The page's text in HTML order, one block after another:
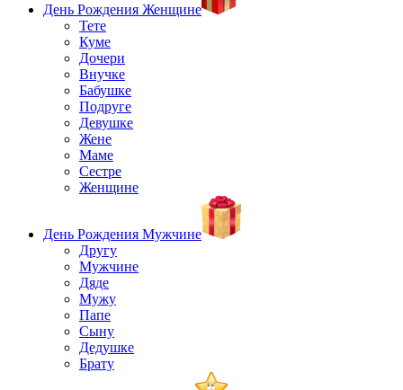
День Рождения Женщине
Тете
Куме
Дочери
Внучке
Бабушке
Подруге
Девушке
Жене
Маме
Сестре
Женщине
День Рождения Мужчине
Другу
Мужчине
Дяде
Мужу
Папе
Сыну
Дедушке
Брату